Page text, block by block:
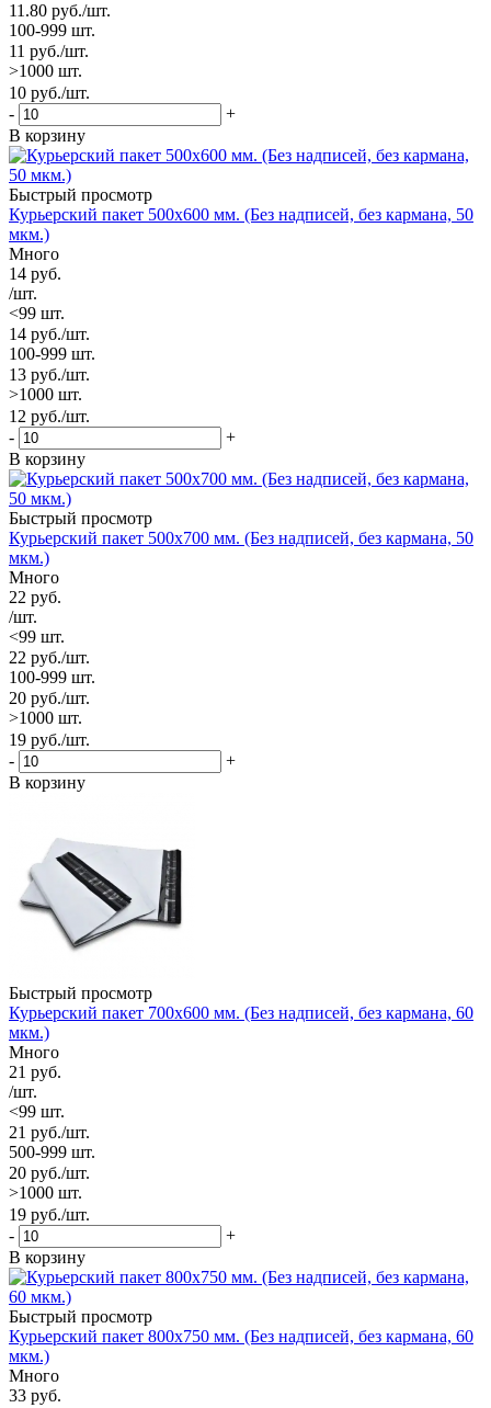
11.80 руб./шт.
100-999 шт.
11 руб./шт.
>1000 шт.
10 руб./шт.
-
+
В корзину
Быстрый просмотр
Курьерский пакет 500х600 мм. (Без надписей, без кармана, 50
мкм.)
Много
14 руб.
/шт.
<99 шт.
14 руб./шт.
100-999 шт.
13 руб./шт.
>1000 шт.
12 руб./шт.
-
+
В корзину
Быстрый просмотр
Курьерский пакет 500х700 мм. (Без надписей, без кармана, 50
мкм.)
Много
22 руб.
/шт.
<99 шт.
22 руб./шт.
100-999 шт.
20 руб./шт.
>1000 шт.
19 руб./шт.
-
+
В корзину
Быстрый просмотр
Курьерский пакет 700х600 мм. (Без надписей, без кармана, 60
мкм.)
Много
21 руб.
/шт.
<99 шт.
21 руб./шт.
500-999 шт.
20 руб./шт.
>1000 шт.
19 руб./шт.
-
+
В корзину
Быстрый просмотр
Курьерский пакет 800х750 мм. (Без надписей, без кармана, 60
мкм.)
Много
33 руб.